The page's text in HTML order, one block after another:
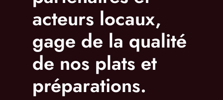
acteurs locaux,
gage de la qualité
de nos plats et
préparations.